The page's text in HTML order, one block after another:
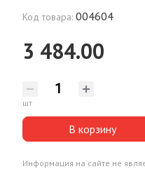
Код товара: 004604
3 484.00
шт
В корзину
Информация на сайте не